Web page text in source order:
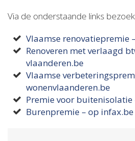
Via de onderstaande links
Vlaamse renovatiepremie
Renoveren met verlaagd
vlaanderen.be
Vlaamse
wonenvlaanderen.be
Premie voor buitenisolatie
Burenpremie – op infax.be